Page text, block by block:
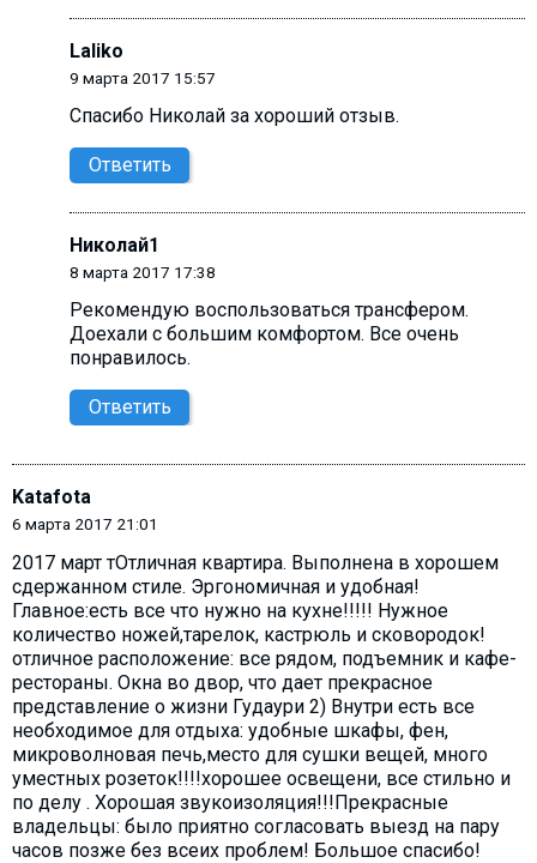
Laliko
9 марта 2017 15:57
Спасибо Николай за хороший отзыв.
Ответить
Николай1
8 марта 2017 17:38
Рекомендую воспользоваться трансфером.
Доехали с большим комфортом. Все очень
понравилось.
Ответить
Katafota
6 марта 2017 21:01
2017 март тОтличная квартира. Выполнена в хорошем
сдержанном стиле. Эргономичная и удобная!
Главное:есть все что нужно на кухне!!!!! Нужное
количество ножей,тарелок, кастрюль и сковородок!
отличное расположение: все рядом, подъемник и кафе-
рестораны. Окна во двор, что дает прекрасное
представление о жизни Гудаури 2) Внутри есть все
необходимое для отдыха: удобные шкафы, фен,
микроволновая печь,место для сушки вещей, много
уместных розеток!!!!хорошее освещени, все стильно и
по делу . Хорошая звукоизоляция!!!Прекрасные
владельцы: было приятно согласовать выезд на пару
часов позже без всеих проблем! Большое спасибо!